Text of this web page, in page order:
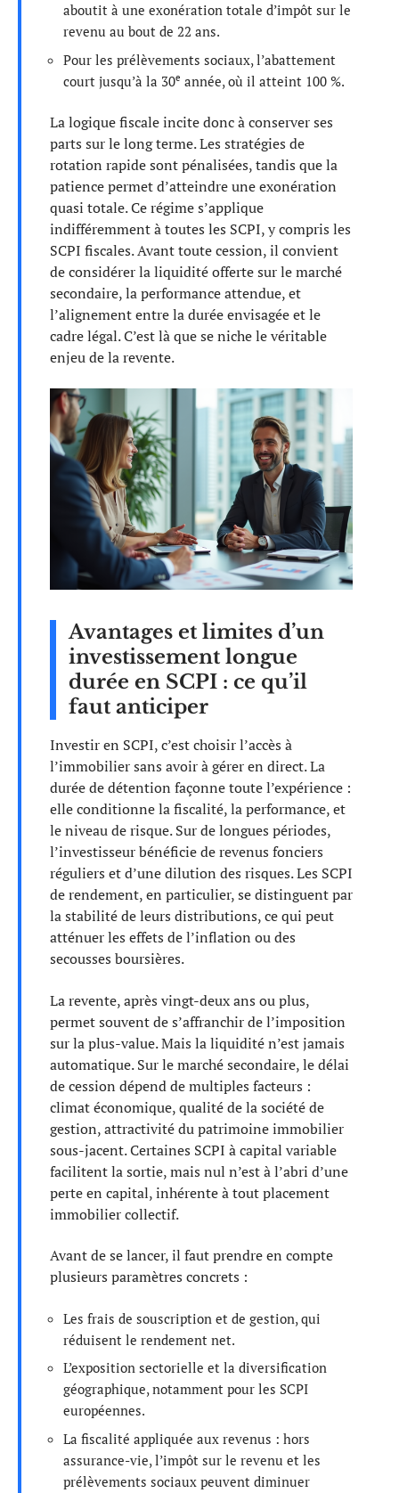
aboutit à une exonération totale d’impôt sur le
revenu au bout de 22 ans.
Pour les prélèvements sociaux, l’abattement
court jusqu’à la 30e année, où il atteint 100 %.
La logique fiscale incite donc à conserver ses
parts sur le long terme. Les stratégies de
rotation rapide sont pénalisées, tandis que la
patience permet d’atteindre une exonération
quasi totale. Ce régime s’applique
indifféremment à toutes les SCPI, y compris les
SCPI fiscales. Avant toute cession, il convient
de considérer la liquidité offerte sur le marché
secondaire, la performance attendue, et
l’alignement entre la durée envisagée et le
cadre légal. C’est là que se niche le véritable
enjeu de la revente.
Avantages et limites d’un
investissement longue
durée en SCPI : ce qu’il
faut anticiper
Investir en SCPI, c’est choisir l’accès à
l’immobilier sans avoir à gérer en direct. La
durée de détention façonne toute l’expérience :
elle conditionne la fiscalité, la performance, et
le niveau de risque. Sur de longues périodes,
l’investisseur bénéficie de revenus fonciers
réguliers et d’une dilution des risques. Les SCPI
de rendement, en particulier, se distinguent par
la stabilité de leurs distributions, ce qui peut
atténuer les effets de l’inflation ou des
secousses boursières.
La revente, après vingt-deux ans ou plus,
permet souvent de s’affranchir de l’imposition
sur la plus-value. Mais la liquidité n’est jamais
automatique. Sur le marché secondaire, le délai
de cession dépend de multiples facteurs :
climat économique, qualité de la société de
gestion, attractivité du patrimoine immobilier
sous-jacent. Certaines SCPI à capital variable
facilitent la sortie, mais nul n’est à l’abri d’une
perte en capital, inhérente à tout placement
immobilier collectif.
Avant de se lancer, il faut prendre en compte
plusieurs paramètres concrets :
Les frais de souscription et de gestion, qui
réduisent le rendement net.
L’exposition sectorielle et la diversification
géographique, notamment pour les SCPI
européennes.
La fiscalité appliquée aux revenus : hors
assurance-vie, l’impôt sur le revenu et les
prélèvements sociaux peuvent diminuer